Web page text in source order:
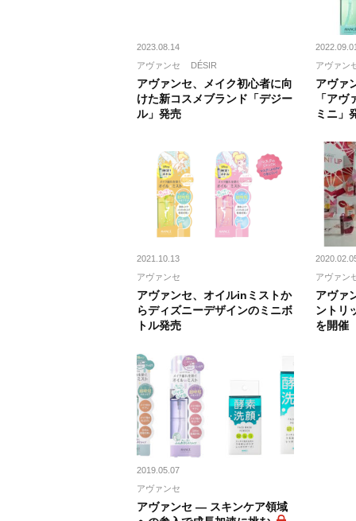
2023.08.14
アヴァンセ
DÉSIR
アヴァンセ、メイク初心者に向
けた新コスメブランド「デジー
ル」発売
2022.09.01
アヴァン
アヴァ
「アヴ
ミニ」
2021.10.13
アヴァンセ
アヴァンセ、オイルinミストか
らディズニーデザインのミニボ
トル発売
アヴァン
アヴァ
ントリ
を開催
2019.05.07
アヴァンセ
アヴァンセ ― スキンケア領域